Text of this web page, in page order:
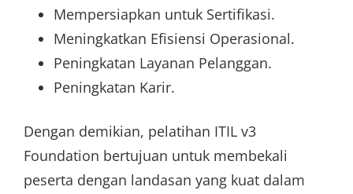
Mempersiapkan untuk Sertifikasi.
Meningkatkan Efisiensi Operasional.
Peningkatan Layanan Pelanggan.
Peningkatan Karir.
Dengan demikian, pelatihan ITIL v3
Foundation bertujuan untuk membekali
peserta dengan landasan yang kuat dalam